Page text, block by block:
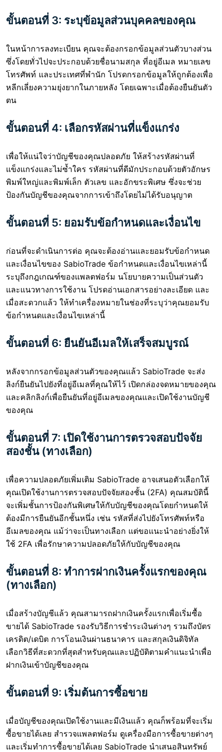
ขั้นตอนที่ 3: ระบุข้อมูลส่วนบุคคลของคุณ
ในหน้าการลงทะเบียน คุณจะต้องกรอกข้อมูลส่วนตัวบางส่วน
ซึ่งโดยทั่วไปจะประกอบด้วยชื่อนามสกุล ที่อยู่อีเมล หมายเลข
โทรศัพท์ และประเทศที่พำนัก โปรดกรอกข้อมูลให้ถูกต้องเพื่อ
หลีกเลี่ยงความยุ่งยากในภายหลัง โดยเฉพาะเมื่อต้องยืนยันตัว
ตน
ขั้นตอนที่ 4: เลือกรหัสผ่านที่แข็งแกร่ง
เพื่อให้แน่ใจว่าบัญชีของคุณปลอดภัย ให้สร้างรหัสผ่านที่
แข็งแกร่งและไม่ซ้ำใคร รหัสผ่านที่ดีมักประกอบด้วยตัวอักษร
พิมพ์ใหญ่และพิมพ์เล็ก ตัวเลข และอักขระพิเศษ ซึ่งจะช่วย
ป้องกันบัญชีของคุณจากการเข้าถึงโดยไม่ได้รับอนุญาต
ขั้นตอนที่ 5: ยอมรับข้อกำหนดและเงื่อนไข
ก่อนที่จะดำเนินการต่อ คุณจะต้องอ่านและยอมรับข้อกำหนด
และเงื่อนไขของ SabioTrade ข้อกำหนดและเงื่อนไขเหล่านี้
ระบุถึงกฎเกณฑ์ของแพลตฟอร์ม นโยบายความเป็นส่วนตัว
และแนวทางการใช้งาน โปรดอ่านเอกสารอย่างละเอียด และ
เมื่อสะดวกแล้ว ให้ทำเครื่องหมายในช่องที่ระบุว่าคุณยอมรับ
ข้อกำหนดและเงื่อนไขเหล่านี้
ขั้นตอนที่ 6: ยืนยันอีเมลให้เสร็จสมบูรณ์
หลังจากกรอกข้อมูลส่วนตัวของคุณแล้ว SabioTrade จะส่ง
ลิงก์ยืนยันไปยังที่อยู่อีเมลที่คุณให้ไว้ เปิดกล่องจดหมายของคุณ
และคลิกลิงก์เพื่อยืนยันที่อยู่อีเมลของคุณและเปิดใช้งานบัญชี
ของคุณ
ขั้นตอนที่ 7: เปิดใช้งานการตรวจสอบปัจจัย
สองชั้น (ทางเลือก)
เพื่อความปลอดภัยเพิ่มเติม SabioTrade อาจเสนอตัวเลือกให้
คุณเปิดใช้งานการตรวจสอบปัจจัยสองชั้น (2FA) คุณสมบัตินี้
จะเพิ่มชั้นการป้องกันพิเศษให้กับบัญชีของคุณโดยกำหนดให้
ต้องมีการยืนยันอีกชั้นหนึ่ง เช่น รหัสที่ส่งไปยังโทรศัพท์หรือ
อีเมลของคุณ แม้ว่าจะเป็นทางเลือก แต่ขอแนะนำอย่างยิ่งให้
ใช้ 2FA เพื่อรักษาความปลอดภัยให้กับบัญชีของคุณ
ขั้นตอนที่ 8: ทำการฝากเงินครั้งแรกของคุณ
(ทางเลือก)
เมื่อสร้างบัญชีแล้ว คุณสามารถฝากเงินครั้งแรกเพื่อเริ่มซื้อ
ขายได้ SabioTrade รองรับวิธีการชำระเงินต่างๆ รวมถึงบัตร
เครดิต/เดบิต การโอนเงินผ่านธนาคาร และสกุลเงินดิจิทัล
เลือกวิธีที่สะดวกที่สุดสำหรับคุณและปฏิบัติตามคำแนะนำเพื่อ
ฝากเงินเข้าบัญชีของคุณ
ขั้นตอนที่ 9: เริ่มต้นการซื้อขาย
เมื่อบัญชีของคุณเปิดใช้งานและมีเงินแล้ว คุณก็พร้อมที่จะเริ่ม
ซื้อขายได้เลย สำรวจแพลตฟอร์ม ดูเครื่องมือการซื้อขายต่างๆ
และเริ่มทำการซื้อขายได้เลย SabioTrade นำเสนอสินทรัพย์